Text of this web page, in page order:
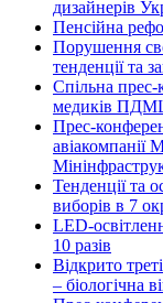
дизайнерів
Пенсійна
Порушення
тенденції та
Спільна
медиків
Прес-
авіакомпанії
Тенденції та
виборів в 7
LED-
10 разів
Відкрито
– біологічна